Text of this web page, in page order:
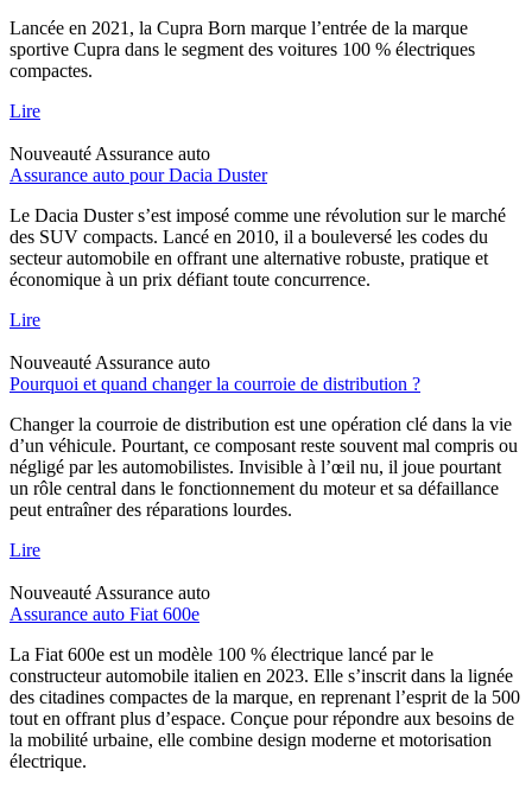
Lancée en 2021, la Cupra Born marque l’entrée de la marque
sportive Cupra dans le segment des voitures 100 % électriques
compactes.
Lire
Nouveauté Assurance auto
Assurance auto pour Dacia Duster
Le Dacia Duster s’est imposé comme une révolution sur le marché
des SUV compacts. Lancé en 2010, il a bouleversé les codes du
secteur automobile en offrant une alternative robuste, pratique et
économique à un prix défiant toute concurrence.
Lire
Nouveauté Assurance auto
Pourquoi et quand changer la courroie de distribution ?
Changer la courroie de distribution est une opération clé dans la vie
d’un véhicule. Pourtant, ce composant reste souvent mal compris ou
négligé par les automobilistes. Invisible à l’œil nu, il joue pourtant
un rôle central dans le fonctionnement du moteur et sa défaillance
peut entraîner des réparations lourdes.
Lire
Nouveauté Assurance auto
Assurance auto Fiat 600e
La Fiat 600e est un modèle 100 % électrique lancé par le
constructeur automobile italien en 2023. Elle s’inscrit dans la lignée
des citadines compactes de la marque, en reprenant l’esprit de la 500
tout en offrant plus d’espace. Conçue pour répondre aux besoins de
la mobilité urbaine, elle combine design moderne et motorisation
électrique.